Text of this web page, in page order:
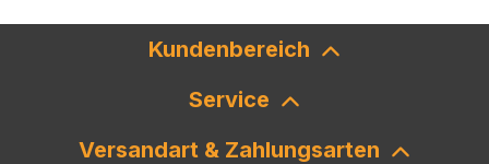
Kundenbereich
Service
Versandart & Zahlungsarten